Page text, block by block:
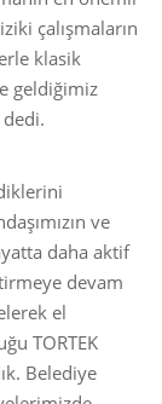
çalışmaların
klasik
geldiğimiz
ve
daha aktif
devam
el
TORTEK
Belediye